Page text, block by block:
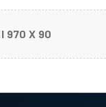
970 X 90